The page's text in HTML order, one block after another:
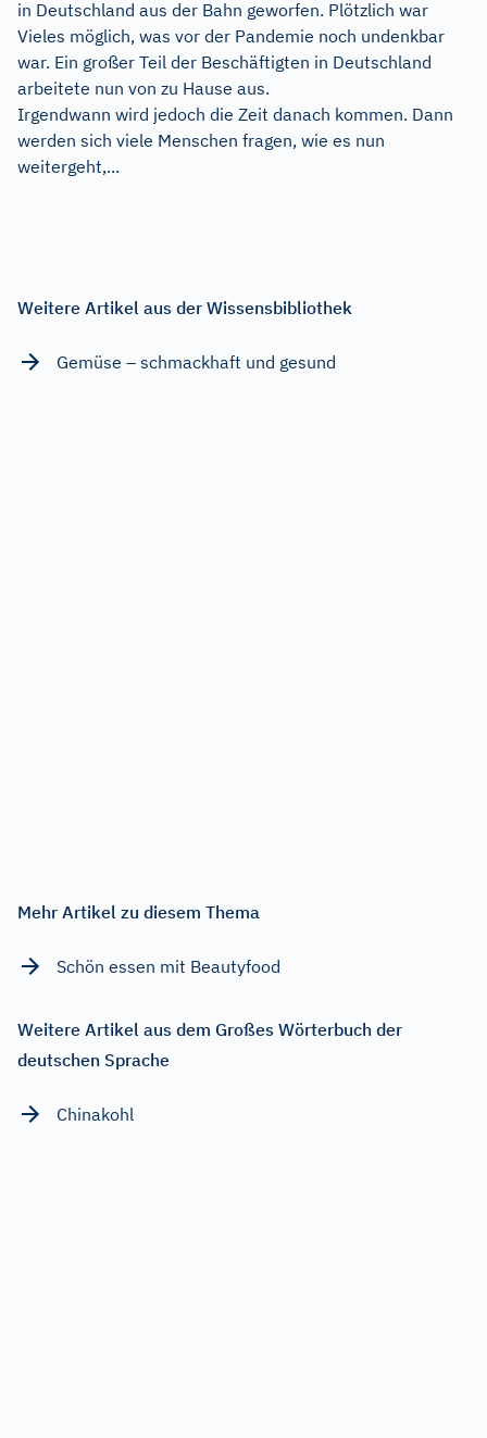
in Deutschland aus der Bahn geworfen. Plötzlich war
Vieles möglich, was vor der Pandemie noch undenkbar
war. Ein großer Teil der Beschäftigten in Deutschland
arbeitete nun von zu Hause aus.
Irgendwann wird jedoch die Zeit danach kommen. Dann
werden sich viele Menschen fragen, wie es nun
weitergeht,...
Weitere Artikel aus der Wissensbibliothek
Gemüse – schmackhaft und gesund
Mehr Artikel zu diesem Thema
Schön essen mit Beautyfood
Weitere Artikel aus dem Großes Wörterbuch der
deutschen Sprache
Chinakohl